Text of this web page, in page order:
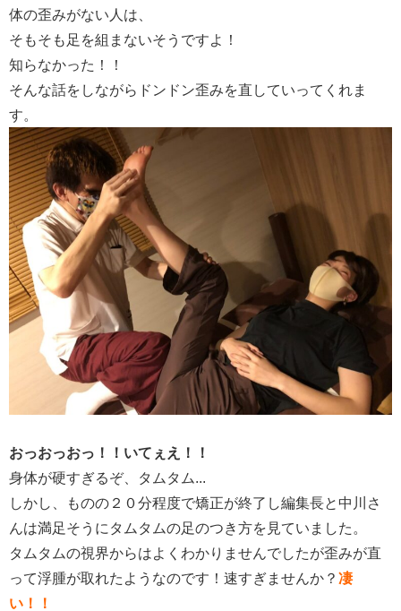
体の歪みがない人は、
そもそも足を組まないそうですよ！
知らなかった！！
そんな話をしながらドンドン歪みを直していってくれま
す。
おっおっおっ！！いてぇえ！！
身体が硬すぎるぞ、タムタム...
しかし、ものの２０分程度で矯正が終了し編集長と中川さ
んは満足そうにタムタムの足のつき方を見ていました。
タムタムの視界からはよくわかりませんでしたが歪みが直
って浮腫が取れたようなのです！速すぎませんか？ 凄
い！！